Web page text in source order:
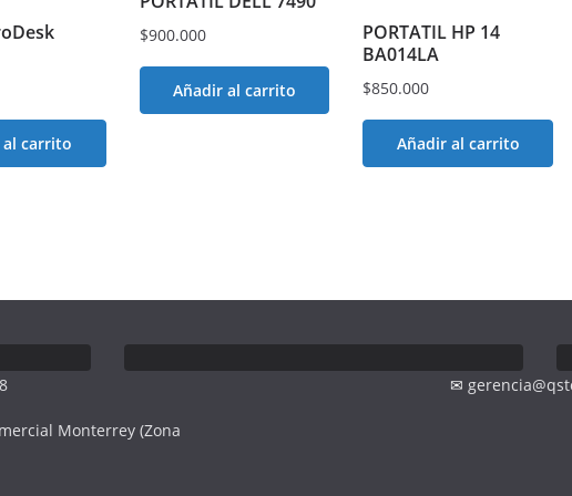
carrito
$900.000
Añadir al carrito
PORTATIL HP 14
BA014LA
$850.000
Añadir al carrito
Monterrey (Zona
✉